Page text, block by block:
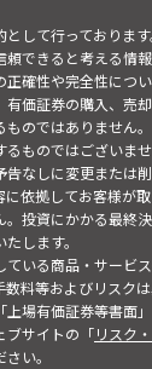
して行っております
できると考える情
確性や完全性につ
価証券の購入、売却
のではありません
ものではございま
なしに変更または
依拠してお客様が
投資にかかる最終
します。
いる商品・サービ
料等およびリスク
場有価証券等書面
ブサイトの「リスク
い。